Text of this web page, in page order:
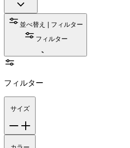
並べ替え | フィルター
フィルター
フィルター
サイズ